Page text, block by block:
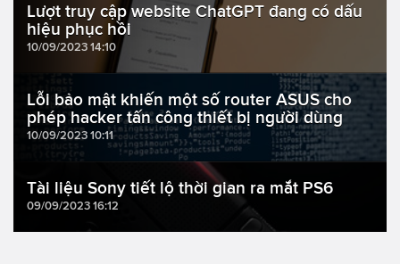
Lượt truy cập website ChatGPT đang có dấu
hiệu phục hồi
10/09/2023 14:10
Lỗi bảo mật khiến một số router ASUS cho
phép hacker tấn công thiết bị người dùng
10/09/2023 10:11
Tài liệu Sony tiết lộ thời gian ra mắt PS6
09/09/2023 16:12